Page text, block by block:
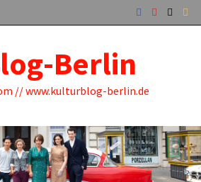
Berlin
// www.kulturblog-berlin.de